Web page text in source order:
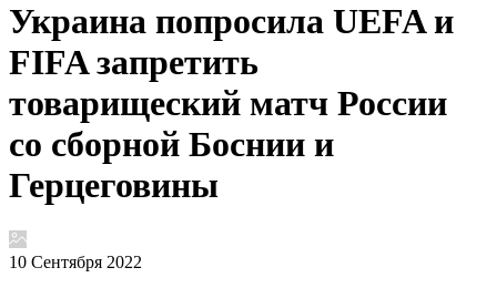
Украина попросила UEFA и
FIFA запретить
товарищеский матч России
со сборной Боснии и
Герцеговины
10 Сентября 2022